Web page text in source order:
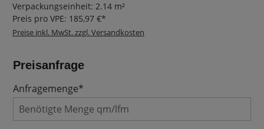
Verpackungseinheit: 2.14 m²
Preis pro VPE: 185,97 €*
Preise inkl. MwSt. zzgl. Versandkosten
Preisanfrage
Anfragemenge*